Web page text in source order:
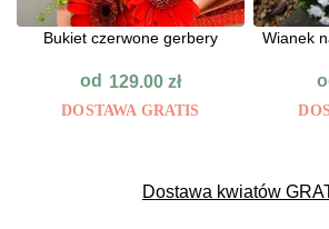
Bukiet czerwone gerbery
od 129.00 zł
DOSTAWA GRATIS
Wianek
Dostawa kwiatów